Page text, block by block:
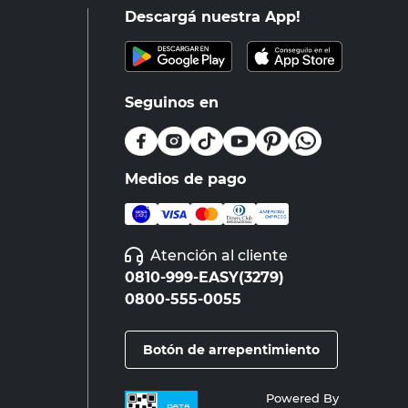
Descargá nuestra App!
Seguinos en
Medios de pago
Atención al cliente
0810-999-EASY(3279)
0800-555-0055
Botón de arrepentimiento
Powered By